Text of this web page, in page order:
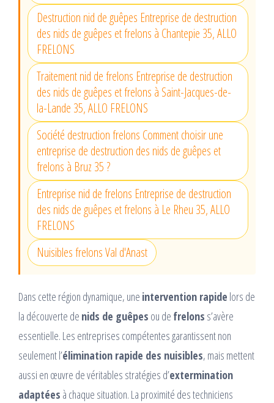
Destruction nid de guêpes Entreprise de destruction
des nids de guêpes et frelons à Chantepie 35, ALLO
FRELONS
Traitement nid de frelons Entreprise de destruction
des nids de guêpes et frelons à Saint-Jacques-de-
la-Lande 35, ALLO FRELONS
Société destruction frelons Comment choisir une
entreprise de destruction des nids de guêpes et
frelons à Bruz 35 ?
Entreprise nid de frelons Entreprise de destruction
des nids de guêpes et frelons à Le Rheu 35, ALLO
FRELONS
Nuisibles frelons Val d'Anast
Dans cette région dynamique, une intervention rapide lors de
la découverte de nids de guêpes ou de frelons s’avère
essentielle. Les entreprises compétentes garantissent non
seulement l’élimination rapide des nuisibles, mais mettent
aussi en œuvre de véritables stratégies d’extermination
adaptées à chaque situation. La proximité des techniciens